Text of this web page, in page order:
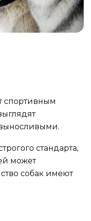
спортивным
стандарта,
может
собак имеют